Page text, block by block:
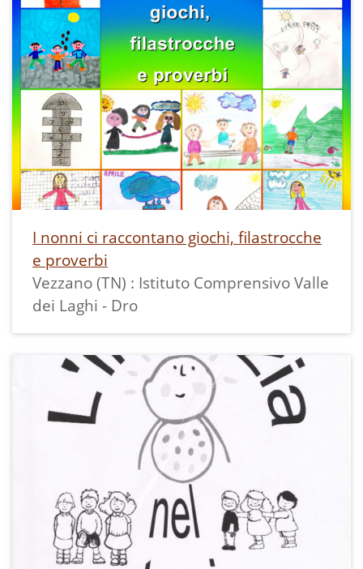
I nonni ci raccontano giochi, filastrocche
e proverbi
Vezzano (TN) : Istituto Comprensivo Valle
dei Laghi - Dro